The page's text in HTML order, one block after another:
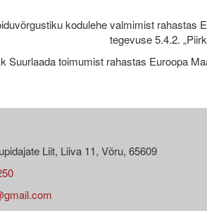
kodulehe valmimist rahastas
tegevuse 5.4.2.
Suurlaada toimumist rahastas Euroopa
Liit, Liiva 11, Võru, 65609